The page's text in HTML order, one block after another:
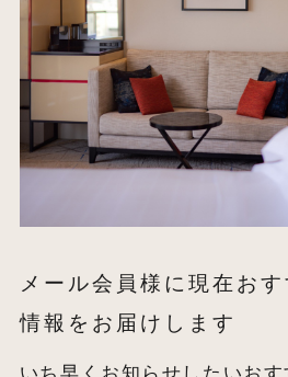
メール会員様に現在お
情報をお届けします